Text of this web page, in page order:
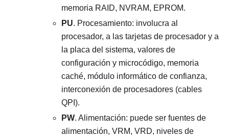
memoria RAID, NVRAM, EPROM.
PU. Procesamiento: involucra al
procesador, a las tarjetas de procesador y a
la placa del sistema, valores de
configuración y microcódigo, memoria
caché, módulo informático de confianza,
interconexión de procesadores (cables
QPI).
PW. Alimentación: puede ser fuentes de
alimentación, VRM, VRD, niveles de